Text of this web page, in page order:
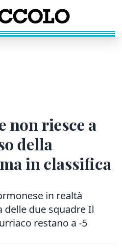
non riesce a
della
in classifica
in realtà
delle due squadre Il
restano a -5